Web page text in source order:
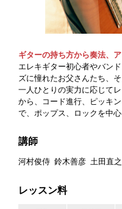
ギターの持ち方から奏法、ア
エレキギター初心者やバン
ズに憧れたお父さんたち、
一人ひとりの実力に応じて
から、コード進行、ピッキ
で、ポップス、ロックを中
講師
河村俊侍 鈴木善彦 土田直之
レッスン料